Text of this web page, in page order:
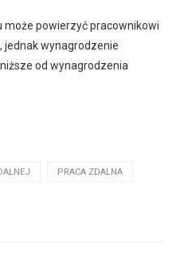
może powierzyć pracownikowi
jednak wynagrodzenie
od wynagrodzenia
PRACA ZDALNA